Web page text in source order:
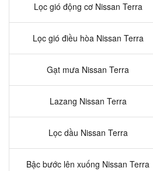
Lọc gió động cơ Nissan Terra
Lọc gió điều hòa Nissan Terra
Gạt mưa Nissan Terra
Lazang Nissan Terra
Lọc dầu Nissan Terra
Bậc bước lên xuống Nissan Terra